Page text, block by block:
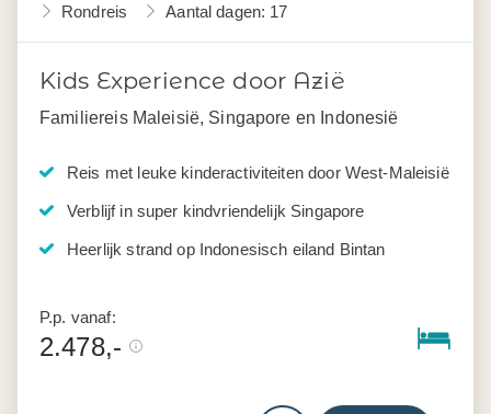
Rondreis Aantal dagen: 17
Kids Experience door Azië
Familiereis Maleisië, Singapore en Indonesië
Reis met leuke kinderactiviteiten door West-Maleisië
Verblijf in super kindvriendelijk Singapore
Heerlijk strand op Indonesisch eiland Bintan
P.p. vanaf:
2.478,-